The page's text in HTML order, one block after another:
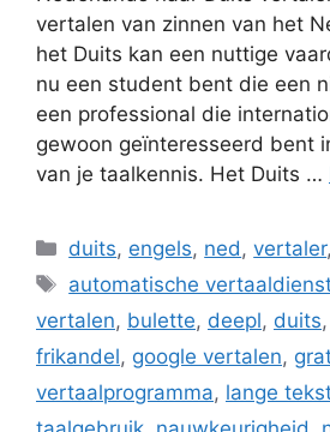
vertalen van zinnen van het
het Duits kan een nuttige
nu een student bent die een
een professional die
gewoon geïnteresseerd bent
van je taalkennis. Het Duits …
Categorieën
duits, engels, ned ,vertaler,
Tags
automatische
vertalen, bulette, deepl, duits,
frikandel, google vertalen,
vertaalprogramma, lange